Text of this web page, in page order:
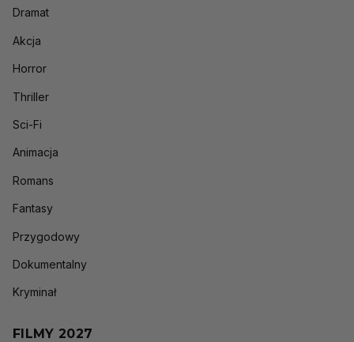
Dramat
Akcja
Horror
Thriller
Sci-Fi
Animacja
Romans
Fantasy
Przygodowy
Dokumentalny
Kryminał
FILMY 2027